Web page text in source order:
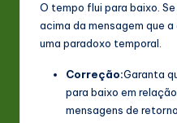
O tempo flui para baixo.
acima da mensagem que
uma paradoxo temporal.
Correção:Garanta
para baixo em
mensagens de